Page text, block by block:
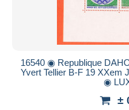
16540 ◉ Republique
Yvert Tellier B-F 19 XXem
◉
±